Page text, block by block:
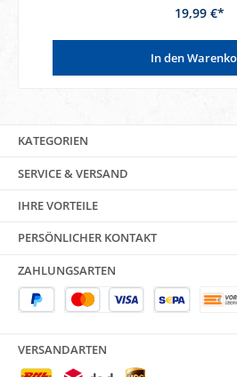
19,99 €*
In den
KATEGORIEN
SERVICE & VERSAND
IHRE VORTEILE
PERSÖNLICHER KONTAKT
ZAHLUNGSARTEN
VERSANDARTEN